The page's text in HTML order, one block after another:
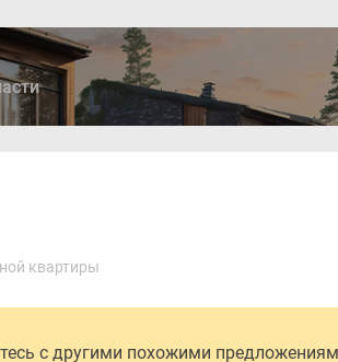
квартиры
с другими похожими